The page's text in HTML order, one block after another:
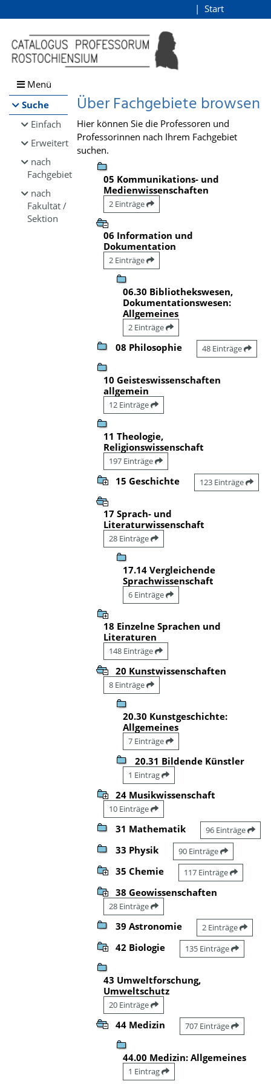
Browsen
direkt zum Inhalt
Start
Menü
Suche
Einfach
Erweitert
nach
Fachgebiet
nach
Fakultät /
Sektion
Über Fachgebiete browsen
Hier können Sie die Professoren und
Professorinnen nach Ihrem Fachgebiet
suchen.
05 Kommunikations- und
Medienwissenschaften
2 Einträge
06 Information und
Dokumentation
2 Einträge
06.30 Bibliothekswesen,
Dokumentationswesen:
Allgemeines
2 Einträge
08 Philosophie 48 Einträge
10 Geisteswissenschaften
allgemein
12 Einträge
11 Theologie,
Religionswissenschaft
197 Einträge
15 Geschichte 123 Einträge
17 Sprach- und
Literaturwissenschaft
28 Einträge
17.14 Vergleichende
Sprachwissenschaft
6 Einträge
18 Einzelne Sprachen und
Literaturen
148 Einträge
20 Kunstwissenschaften
8 Einträge
20.30 Kunstgeschichte:
Allgemeines
7 Einträge
20.31 Bildende Künstler
1 Eintrag
24 Musikwissenschaft
10 Einträge
31 Mathematik 96 Einträge
33 Physik 90 Einträge
35 Chemie 117 Einträge
38 Geowissenschaften
28 Einträge
39 Astronomie 2 Einträge
42 Biologie 135 Einträge
43 Umweltforschung,
Umweltschutz
20 Einträge
44 Medizin 707 Einträge
44.00 Medizin: Allgemeines
1 Eintrag